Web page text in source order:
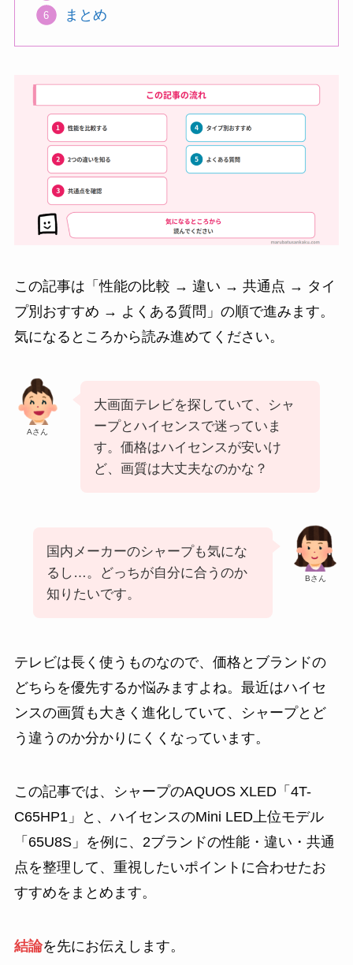
まとめ
この記事は「性能の比較 → 違い → 共通点 → タイ
プ別おすすめ → よくある質問」の順で進みます。
気になるところから読み進めてください。
Aさん
大画面テレビを探していて、シャ
ープとハイセンスで迷っていま
す。価格はハイセンスが安いけ
ど、画質は大丈夫なのかな？
Bさん
国内メーカーのシャープも気にな
るし…。どっちが自分に合うのか
知りたいです。
テレビは長く使うものなので、価格とブランドの
どちらを優先するか悩みますよね。最近はハイセ
ンスの画質も大きく進化していて、シャープとど
う違うのか分かりにくくなっています。
この記事では、シャープのAQUOS XLED「4T-
C65HP1」と、ハイセンスのMini LED上位モデル
「65U8S」を例に、2ブランドの性能・違い・共通
点を整理して、重視したいポイントに合わせたお
すすめをまとめます。
結論を先にお伝えします。